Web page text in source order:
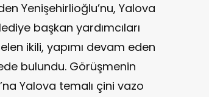
Yenişehirlioğlu’nu, Yalova
başkan yardımcıları
ikili, yapımı devam eden
bulundu. Görüşmenin
Yalova temalı çini vazo